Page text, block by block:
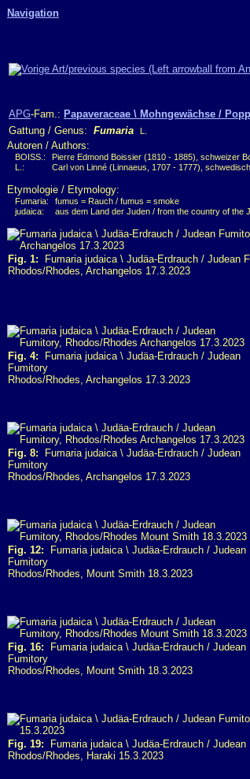
Navigation
APG-Fam.: Papaveraceae \ Mohngewächse /
Gattung / Genus: Fumaria L.
Autoren / Authors:
BOISS.:
Pierre Edmond Boissier (1810 - 1885), schweizer
L.:
Carl von Linné (Linnaeus, 1707 - 1777),
Etymologie / Etymology:
Fumaria:
fumus = Rauch / fumus = smoke
judaica:
aus dem Land der Juden / from the country of the
Fig. 1: Fumaria judaica \ Judäa-Erdrauch / Judean
Rhodos/Rhodes, Archangelos 17.3.2023
Fig. 4: Fumaria judaica \ Judäa-Erdrauch / Judean
Fumitory
Rhodos/Rhodes, Archangelos 17.3.2023
Fig. 8: Fumaria judaica \ Judäa-Erdrauch / Judean
Fumitory
Rhodos/Rhodes, Archangelos 17.3.2023
Fig. 12: Fumaria judaica \ Judäa-Erdrauch / Judean
Fumitory
Rhodos/Rhodes, Mount Smith 18.3.2023
Fig. 16: Fumaria judaica \ Judäa-Erdrauch / Judean
Fumitory
Rhodos/Rhodes, Mount Smith 18.3.2023
Fig. 19: Fumaria judaica \ Judäa-Erdrauch / Judean
Rhodos/Rhodes, Haraki 15.3.2023